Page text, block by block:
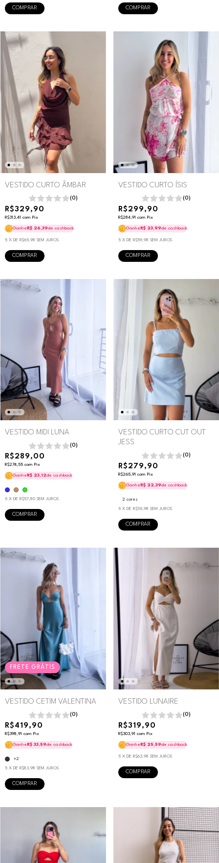
COMPRAR COMPRAR
VESTIDO CURTO ÂMBAR
(0)
R$329,90
R$313,41 com Pix
Ganhe R$ 26,39de cashback
5 X DE R$65,98 SEM JUROS
COMPRAR
VESTIDO CURTO ÍSIS
(0)
R$299,90
R$284,91 com Pix
Ganhe R$ 23,99de cashback
5 X DE R$59,98 SEM JUROS
COMPRAR
VESTIDO MIDI LUNA
(0)
R$289,00
R$274,55 com Pix
Ganhe R$ 23,12de cashback
5 X DE R$57,80 SEM JUROS
COMPRAR
VESTIDO CURTO CUT OUT
JESS
(0)
R$279,90
R$265,91 com Pix
Ganhe R$ 22,39de cashback
2 cores
5 X DE R$55,98 SEM JUROS
COMPRAR
FRETE GRÁTIS
VESTIDO CETIM VALENTINA
(0)
R$419,90
R$398,91 com Pix
Ganhe R$ 33,59de cashback
+2
5 X DE R$83,98 SEM JUROS
COMPRAR
VESTIDO LUNAIRE
(0)
R$319,90
R$303,91 com Pix
Ganhe R$ 25,59de cashback
5 X DE R$63,98 SEM JUROS
COMPRAR